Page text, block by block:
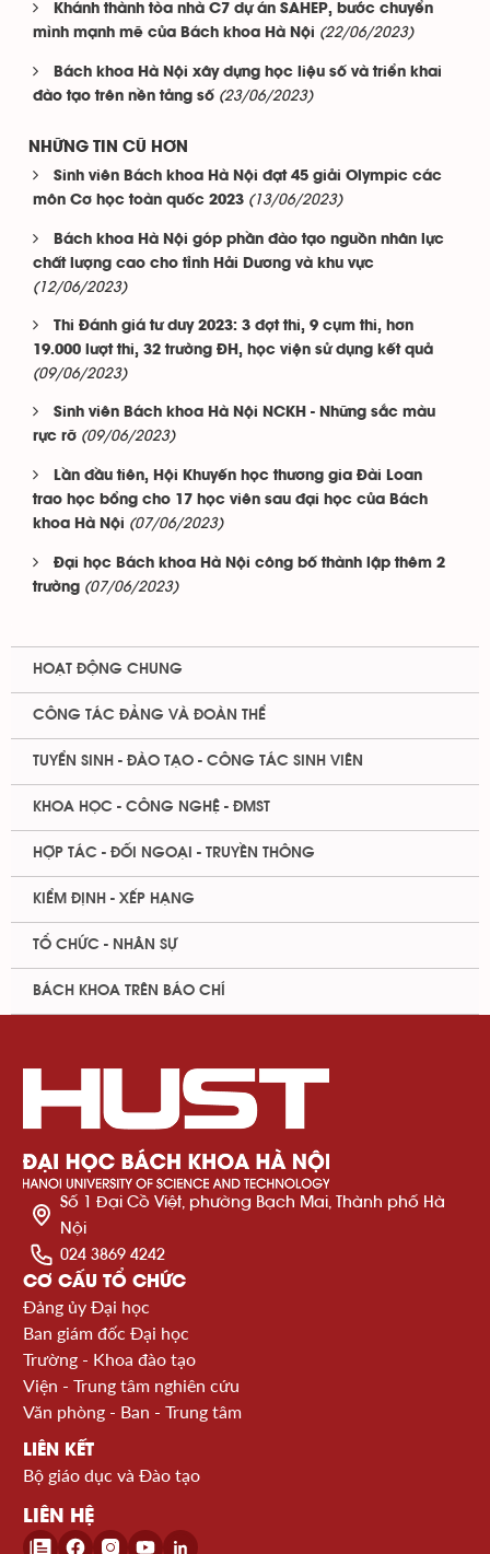
Khánh thành tòa nhà C7 dự án SAHEP, bước chuyển
mình mạnh mẽ của Bách khoa Hà Nội (22/06/2023)
Bách khoa Hà Nội xây dựng học liệu số và triển khai
đào tạo trên nền tảng số (23/06/2023)
NHỮNG TIN CŨ HƠN
Sinh viên Bách khoa Hà Nội đạt 45 giải Olympic các
môn Cơ học toàn quốc 2023 (13/06/2023)
Bách khoa Hà Nội góp phần đào tạo nguồn nhân lực
chất lượng cao cho tỉnh Hải Dương và khu vực
(12/06/2023)
Thi Đánh giá tư duy 2023: 3 đợt thi, 9 cụm thi, hơn
19.000 lượt thi, 32 trường ĐH, học viện sử dụng kết quả
(09/06/2023)
Sinh viên Bách khoa Hà Nội NCKH - Những sắc màu
rực rỡ (09/06/2023)
Lần đầu tiên, Hội Khuyến học thương gia Đài Loan
trao học bổng cho 17 học viên sau đại học của Bách
khoa Hà Nội (07/06/2023)
Đại học Bách khoa Hà Nội công bố thành lập thêm 2
trường (07/06/2023)
HOẠT ĐỘNG CHUNG
CÔNG TÁC ĐẢNG VÀ ĐOÀN THỂ
TUYỂN SINH - ĐÀO TẠO - CÔNG TÁC SINH VIÊN
KHOA HỌC - CÔNG NGHỆ - ĐMST
HỢP TÁC - ĐỐI NGOẠI - TRUYỀN THÔNG
KIỂM ĐỊNH - XẾP HẠNG
TỔ CHỨC - NHÂN SỰ
BÁCH KHOA TRÊN BÁO CHÍ
Số 1 Đại Cồ Việt, phường Bạch Mai, Thành phố Hà
Nội
024 3869 4242
CƠ CẤU TỔ CHỨC
Đảng ủy Đại học
Ban giám đốc Đại học
Trường - Khoa đào tạo
Viện - Trung tâm nghiên cứu
Văn phòng - Ban - Trung tâm
LIÊN KẾT
Bộ giáo dục và Đào tạo
LIÊN HỆ